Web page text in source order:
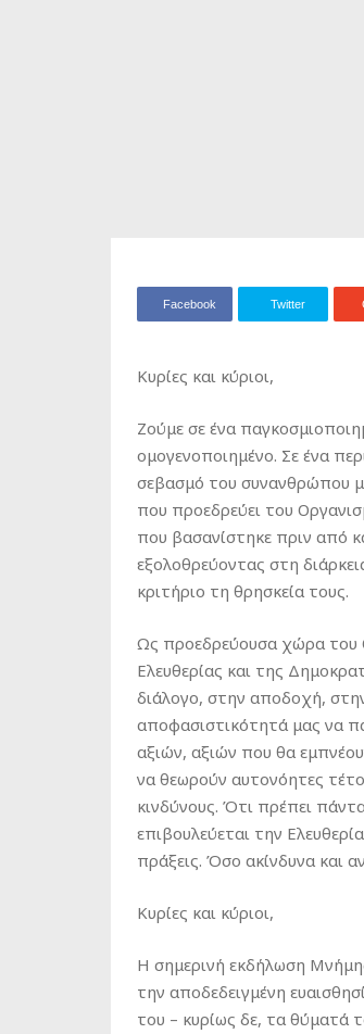
Facebook Twitter
Κυρίες και κύριοι,
Ζούμε σε ένα
ομογενοποιημένο. Σε ένα
σεβασμό του συνανθρώπου
που προεδρεύει του
που βασανίστηκε πριν από
εξολοθρεύοντας στη
κριτήριο τη θρησκεία τους.
Ως προεδρεύουσα χώρα του
Ελευθερίας και της
διάλογο, στην αποδοχή,
αποφασιστικότητά μας να
αξιών, αξιών που θα
να θεωρούν αυτονόητες
κινδύνους. Ότι πρέπει
επιβουλεύεται την
πράξεις. Όσο ακίνδυνα και
Κυρίες και κύριοι,
Η σημερινή εκδήλωση
την αποδεδειγμένη
του – κυρίως δε, τα θύματά